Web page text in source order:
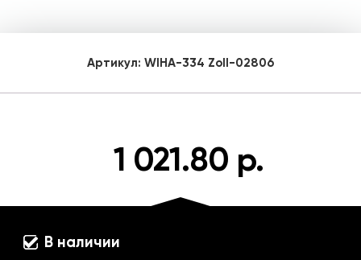
Артикул: WIHA-334 Zoll-02806
1 021.80 р.
В наличии